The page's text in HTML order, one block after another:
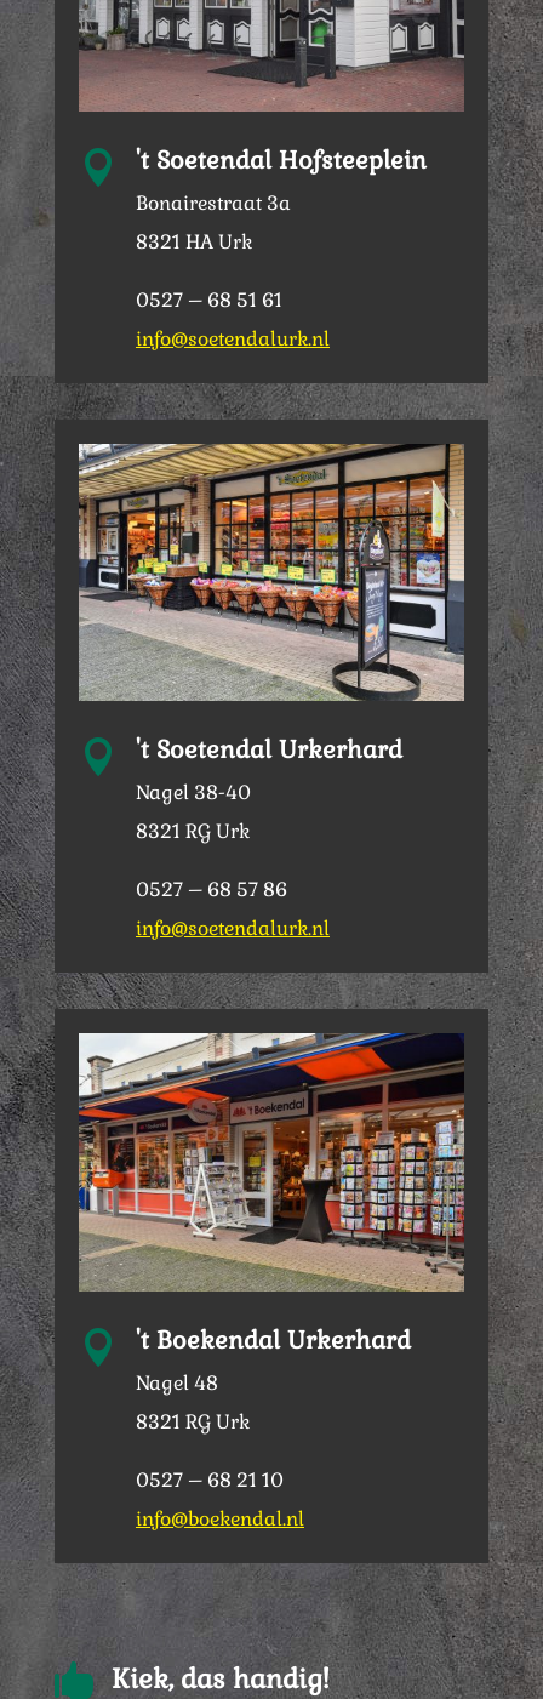
 't Soetendal Hofsteeplein
Bonairestraat 3a
8321 HA Urk
0527 – 68 51 61
info@soetendalurk.nl
 't Soetendal Urkerhard
Nagel 38-40
8321 RG Urk
0527 – 68 57 86
info@soetendalurk.nl
 't Boekendal Urkerhard
Nagel 48
8321 RG Urk
0527 – 68 21 10
info@boekendal.nl
 Kiek, das handig!